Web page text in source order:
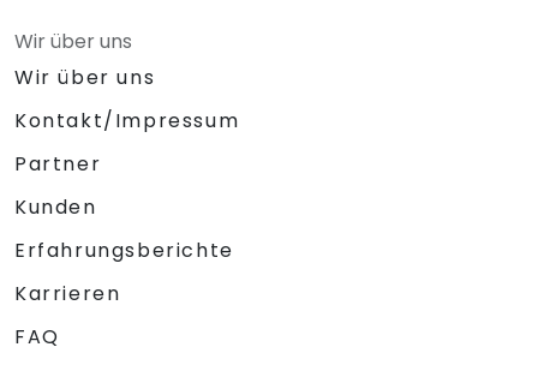
Wir über uns
Wir über uns
Kontakt/Impressum
Partner
Kunden
Erfahrungsberichte
Karrieren
FAQ